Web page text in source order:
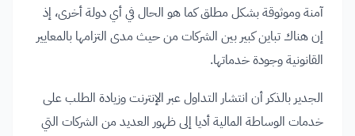
آمنة وموثوقة بشكل مطلق كما هو الحال في أي دولة أخرى، إذ
إن هناك تباين كبير بين الشركات من حيث مدى التزامها بالمعايير
القانونية وجودة خدماتها.
الجدير بالذكر أن انتشار التداول عبر الإنترنت وزيادة الطلب على
خدمات الوساطة المالية أديا إلى ظهور العديد من الشركات التي